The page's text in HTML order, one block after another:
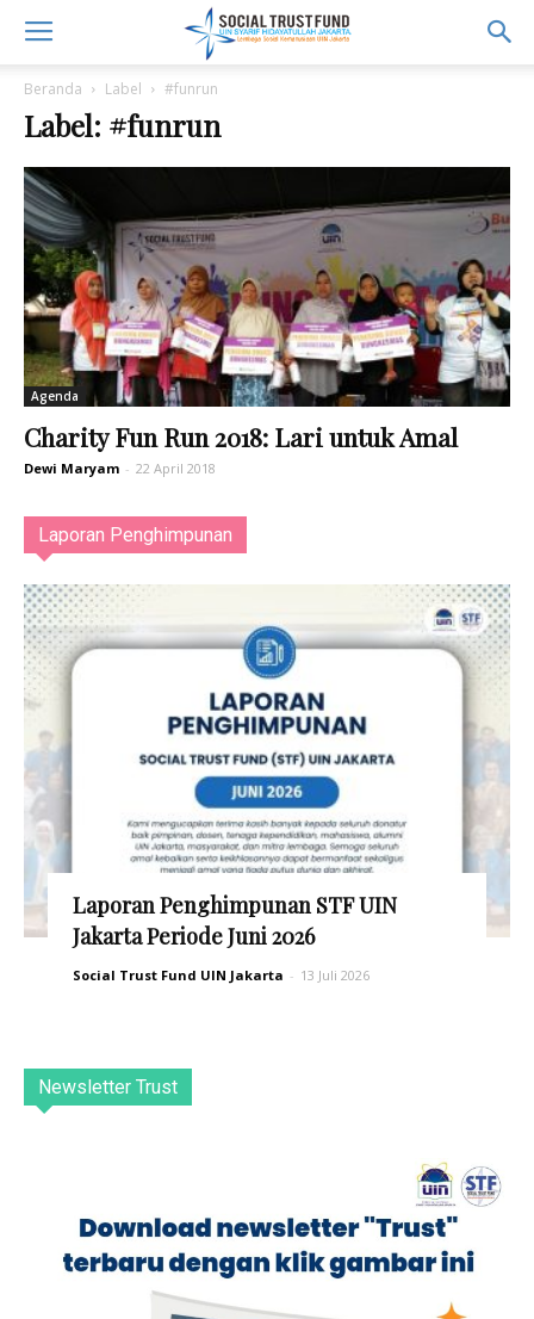
Beranda Label #funrun
Label: #funrun
Agenda
Charity Fun Run 2018: Lari untuk Amal
Dewi Maryam - 22 April 2018
Laporan Penghimpunan
Laporan Penghimpunan STF UIN
Jakarta Periode Juni 2026
Social Trust Fund UIN Jakarta - 13 Juli 2026
Newsletter Trust